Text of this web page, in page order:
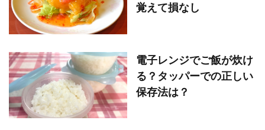
覚えて損なし
電子レンジでご飯が炊け
る？タッパーでの正しい
保存法は？